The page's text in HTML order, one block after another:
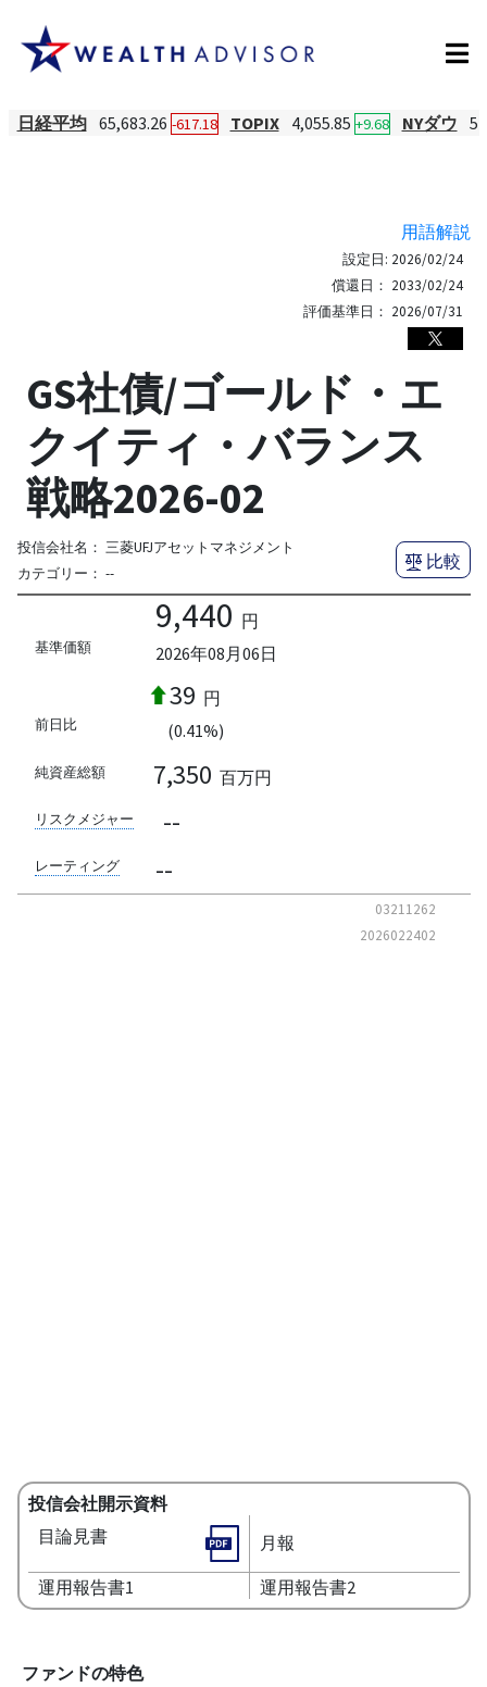
日経平均 65,683.26 -617.18 TOPIX 4,055.85 +9.68 NYダウ
用語解説
設定日: 2026/02/24
償還日： 2033/02/24
評価基準日： 2026/07/31
GS社債/ゴールド・エ
クイティ・バランス
戦略2026-02
投信会社名： 三菱UFJアセットマネジメント
カテゴリー： --
比較
基準価額
9,440 円
2026年08月06日
前日比
39 円
(0.41%)
純資産総額 7,350 百万円
リスクメジャー --
レーティング --
03211262
2026022402
投信会社開示資料
目論見書
月報
運用報告書1 運用報告書2
ファンドの特色